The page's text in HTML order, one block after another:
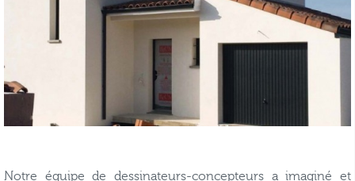
Notre équipe de dessinateurs-concepteurs a imaginé et